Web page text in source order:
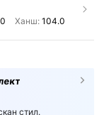
Ханш: 104.0
стил.